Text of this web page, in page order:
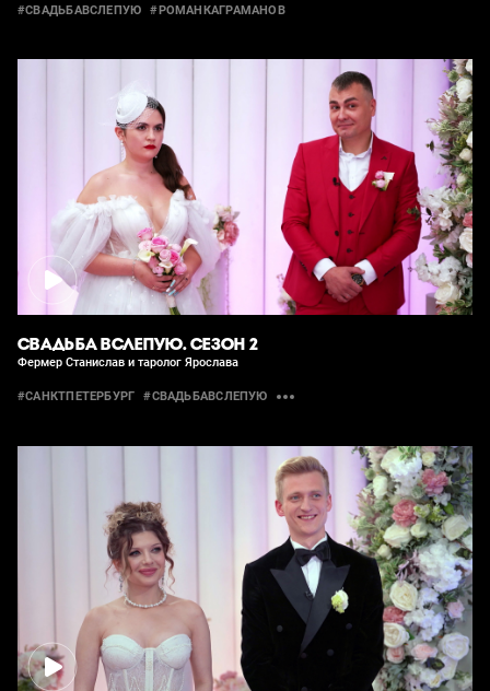
#СВАДЬБАВСЛЕПУЮ #РОМАНКАГРАМАНОВ
СВАДЬБА ВСЛЕПУЮ. СЕЗОН 2
Фермер Станислав и таролог Ярослава
#САНКТПЕТЕРБУРГ #СВАДЬБАВСЛЕПУЮ